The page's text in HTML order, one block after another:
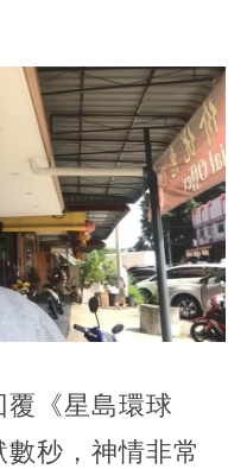
覆《星島環球
秒，神情非常